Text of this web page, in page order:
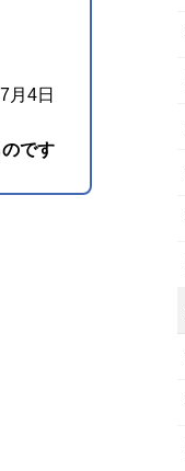
4日
です